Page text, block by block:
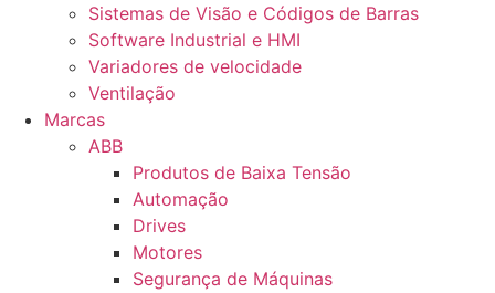
Sistemas de Visão e Códigos de Barras
Software Industrial e HMI
Variadores de velocidade
Ventilação
Marcas
ABB
Produtos de Baixa Tensão
Automação
Drives
Motores
Segurança de Máquinas